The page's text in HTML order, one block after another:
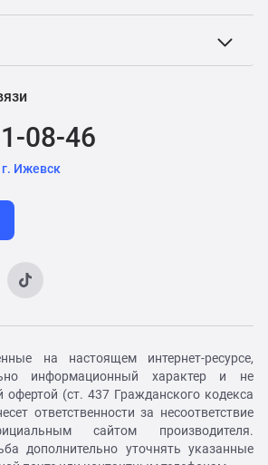
08-46
Ижевск
на настоящем интернет-ресурсе,
информационный характер и не
офертой (ст. 437 Гражданского кодекса
ответственности за несоответствие
сайтом производителя.
дополнительно уточнять указанные